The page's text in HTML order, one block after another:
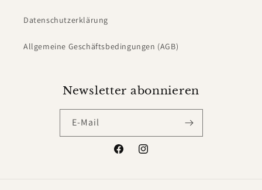
Datenschutzerklärung
Allgemeine Geschäftsbedingungen (AGB)
Newsletter abonnieren
E-Mail
FacebookInstagram